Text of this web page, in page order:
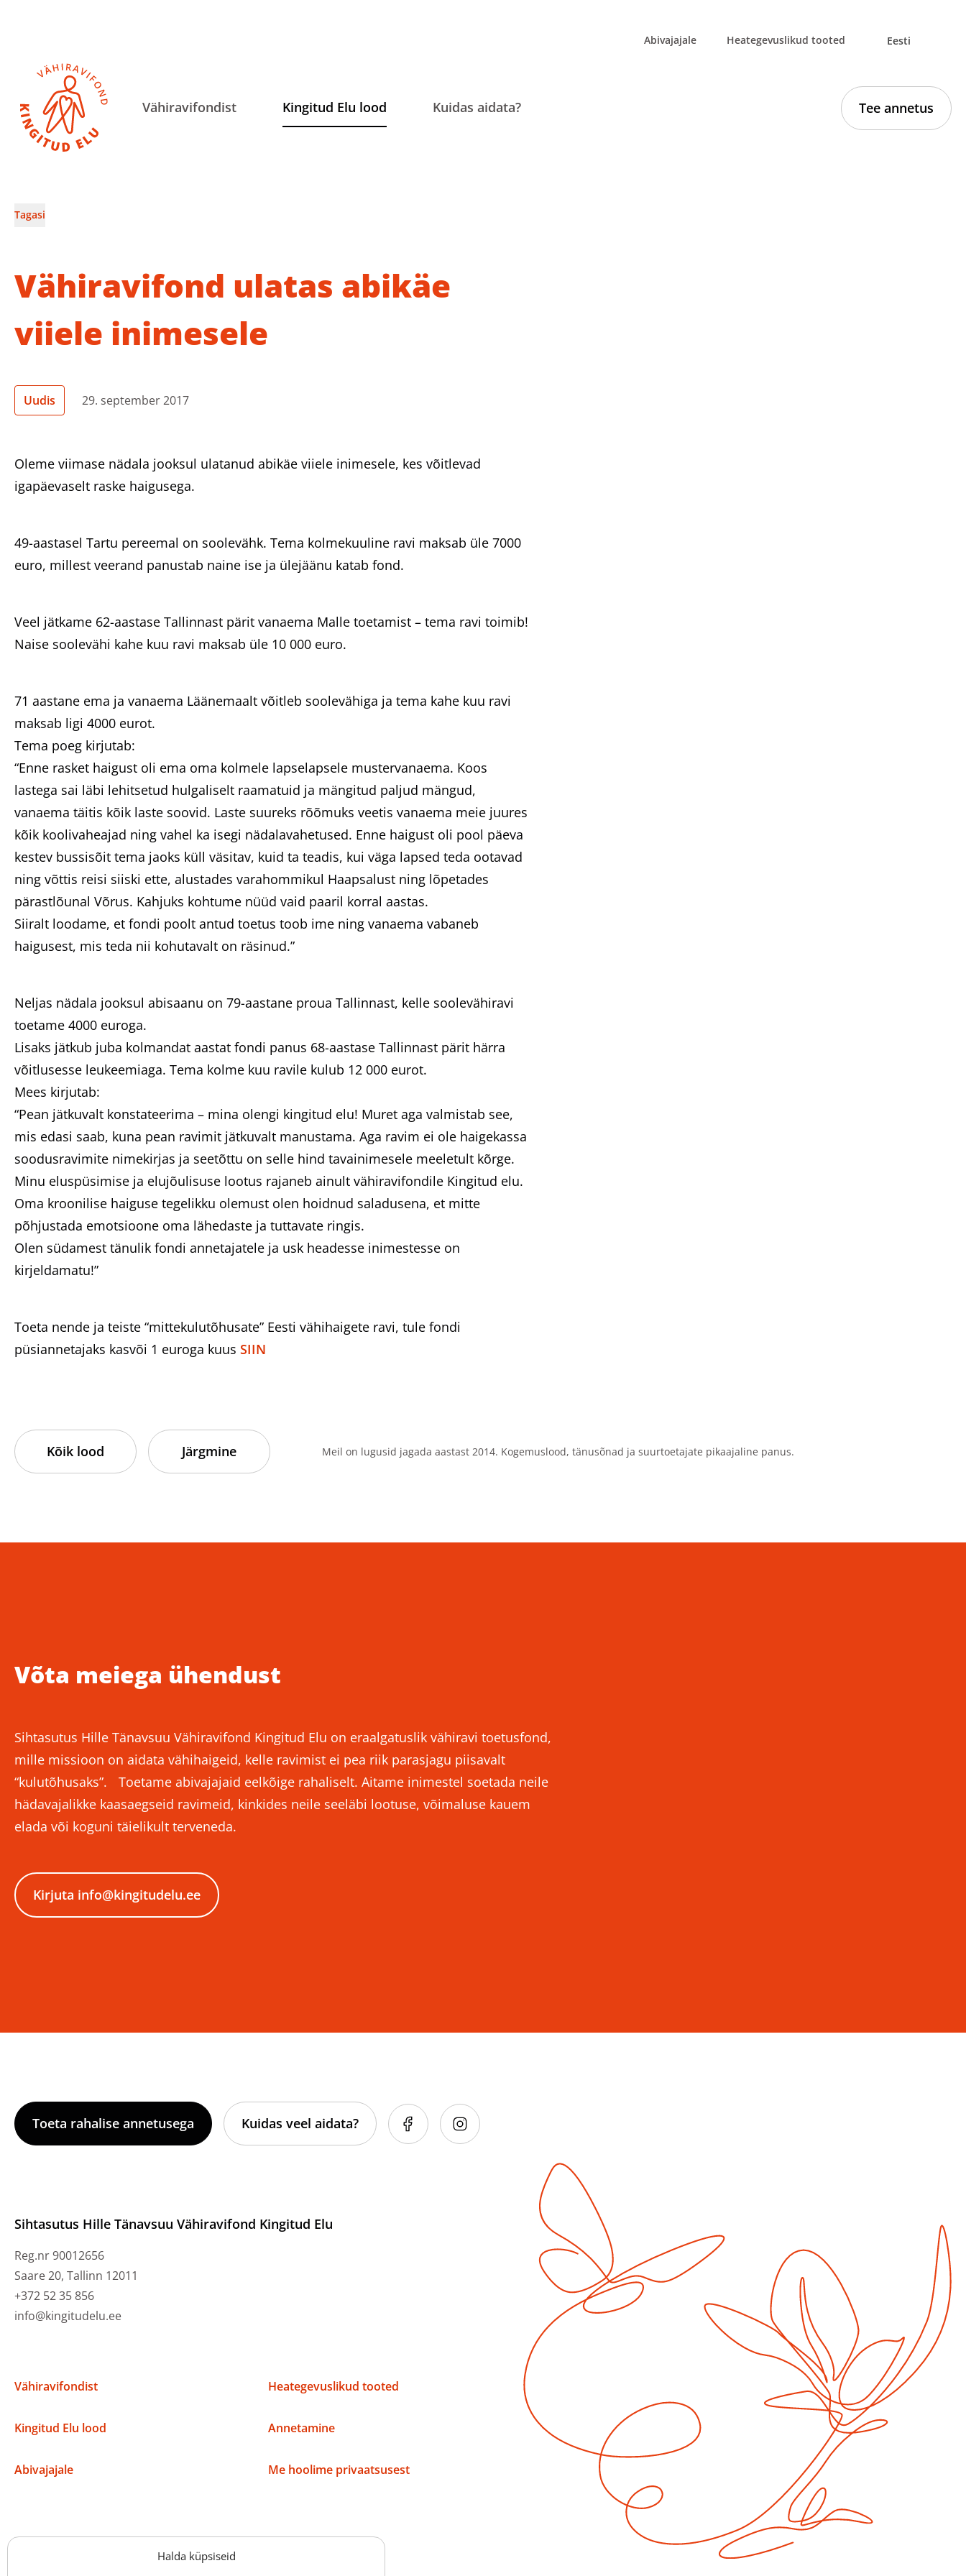
Halda küpsiseid
Abivajajale Heategevuslikud tooted Eesti
Vähiravifondist Kingitud Elu lood Kuidas aidata? Tee annetus
Tagasi
Vähiravifond ulatas abikäe
viiele inimesele
Uudis 29. september 2017
Oleme viimase nädala jooksul ulatanud abikäe viiele inimesele, kes võitlevad
igapäevaselt raske haigusega.
49-aastasel Tartu pereemal on soolevähk. Tema kolmekuuline ravi maksab üle 7000
euro, millest veerand panustab naine ise ja ülejäänu katab fond.
Veel jätkame 62-aastase Tallinnast pärit vanaema Malle toetamist – tema ravi toimib!
Naise soolevähi kahe kuu ravi maksab üle 10 000 euro.
71 aastane ema ja vanaema Läänemaalt võitleb soolevähiga ja tema kahe kuu ravi
maksab ligi 4000 eurot.
Tema poeg kirjutab:
“Enne rasket haigust oli ema oma kolmele lapselapsele mustervanaema. Koos
lastega sai läbi lehitsetud hulgaliselt raamatuid ja mängitud paljud mängud,
vanaema täitis kõik laste soovid. Laste suureks rõõmuks veetis vanaema meie juures
kõik koolivaheajad ning vahel ka isegi nädalavahetused. Enne haigust oli pool päeva
kestev bussisõit tema jaoks küll väsitav, kuid ta teadis, kui väga lapsed teda ootavad
ning võttis reisi siiski ette, alustades varahommikul Haapsalust ning lõpetades
pärastlõunal Võrus. Kahjuks kohtume nüüd vaid paaril korral aastas.
Siiralt loodame, et fondi poolt antud toetus toob ime ning vanaema vabaneb
haigusest, mis teda nii kohutavalt on räsinud.”
Neljas nädala jooksul abisaanu on 79-aastane proua Tallinnast, kelle soolevähiravi
toetame 4000 euroga.
Lisaks jätkub juba kolmandat aastat fondi panus 68-aastase Tallinnast pärit härra
võitlusesse leukeemiaga. Tema kolme kuu ravile kulub 12 000 eurot.
Mees kirjutab:
“Pean jätkuvalt konstateerima – mina olengi kingitud elu! Muret aga valmistab see,
mis edasi saab, kuna pean ravimit jätkuvalt manustama. Aga ravim ei ole haigekassa
soodusravimite nimekirjas ja seetõttu on selle hind tavainimesele meeletult kõrge.
Minu eluspüsimise ja elujõulisuse lootus rajaneb ainult vähiravifondile Kingitud elu.
Oma kroonilise haiguse tegelikku olemust olen hoidnud saladusena, et mitte
põhjustada emotsioone oma lähedaste ja tuttavate ringis.
Olen südamest tänulik fondi annetajatele ja usk headesse inimestesse on
kirjeldamatu!”
Toeta nende ja teiste “mittekulutõhusate” Eesti vähihaigete ravi, tule fondi
püsiannetajaks kasvõi 1 euroga kuus SIIN
Kõik lood Järgmine Meil on lugusid jagada aastast 2014. Kogemuslood, tänusõnad ja suurtoetajate pikaajaline panus.
Võta meiega ühendust
Sihtasutus Hille Tänavsuu Vähiravifond Kingitud Elu on eraalgatuslik vähiravi toetusfond,
mille missioon on aidata vähihaigeid, kelle ravimist ei pea riik parasjagu piisavalt
“kulutõhusaks”. Toetame abivajajaid eelkõige rahaliselt. Aitame inimestel soetada neile
hädavajalikke kaasaegseid ravimeid, kinkides neile seeläbi lootuse, võimaluse kauem
elada või koguni täielikult terveneda.
Kirjuta info@kingitudelu.ee
Toeta rahalise annetusega Kuidas veel aidata?
Sihtasutus Hille Tänavsuu Vähiravifond Kingitud Elu
Reg.nr 90012656
Saare 20, Tallinn 12011
+372 52 35 856
info@kingitudelu.ee
Vähiravifondist
Kingitud Elu lood
Abivajajale
Heategevuslikud tooted
Annetamine
Me hoolime privaatsusest